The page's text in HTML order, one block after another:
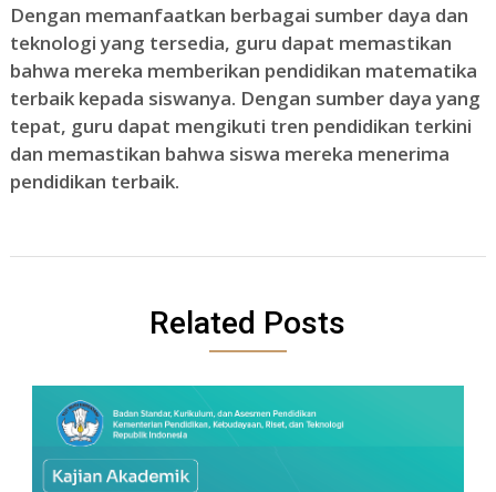
Dengan memanfaatkan berbagai sumber daya dan
teknologi yang tersedia, guru dapat memastikan
bahwa mereka memberikan pendidikan matematika
terbaik kepada siswanya. Dengan sumber daya yang
tepat, guru dapat mengikuti tren pendidikan terkini
dan memastikan bahwa siswa mereka menerima
pendidikan terbaik.
Related Posts